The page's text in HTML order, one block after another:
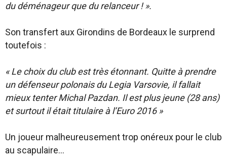
du déménageur que du relanceur ! ».
Son transfert aux Girondins de Bordeaux le surprend
toutefois :
« Le choix du club est très étonnant. Quitte à prendre
un défenseur polonais du Legia Varsovie, il fallait
mieux tenter Michal Pazdan. Il est plus jeune (28 ans)
et surtout il était titulaire à l’Euro 2016 »
Un joueur malheureusement trop onéreux pour le club
au scapulaire…